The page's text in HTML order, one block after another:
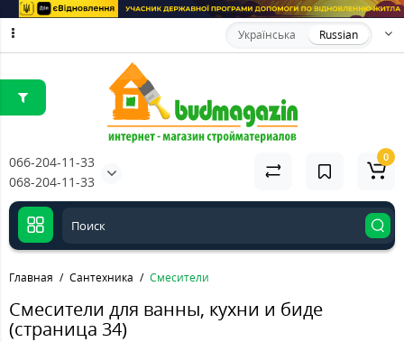
Українська Russian
066-204-11-33
068-204-11-33
0
Главная Сантехника Смесители
Смесители для ванны, кухни и биде
(страница 34)